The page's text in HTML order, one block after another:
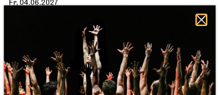
Fr, 04.06.2027